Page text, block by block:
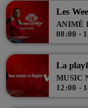
Les
ANIMÉ
08:00 -
La
MUSIC
12:00 -